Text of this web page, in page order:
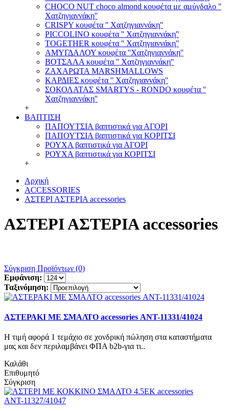
CHOCO NUT choco almond κουφέτα με αμύγδαλο ''
Χατζηγιαννάκη''
CRISPY κουφέτα '' Χατζηγιαννάκη''
PICCOLINO κουφέτα '' Χατζηγιαννάκη''
TOGETHER κουφέτα '' Χατζηγιαννάκη''
ΑΜΥΓΔΑΛΟΥ κουφέτα ''Χατζηγιαννάκη''
ΒΟΤΣΑΛΑ κουφέτα '' Χατζηγιαννάκη''
ΖΑΧΑΡΩΤΑ MARSHMALLOWS
ΚΑΡΔΙΕΣ κουφέτα '' Χατζηγιαννάκη''
ΣΟΚΟΛΑΤΑΣ SMARTYS - RONDO κουφέτα ''
Χατζηγιαννάκη''
+
ΒΑΠΤΙΣΗ
ΠΑΠΟΥΤΣΙΑ βαπτιστικά για ΑΓΟΡΙ
ΠΑΠΟΥΤΣΙΑ βαπτιστικά για ΚΟΡΙΤΣΙ
ΡΟΥΧΑ βαπτιστικά για ΑΓΟΡΙ
ΡΟΥΧΑ βαπτιστικά για ΚΟΡΙΤΣΙ
+
Αρχική
ACCESSORIES
ΑΣΤΕΡΙ ΑΣΤΕΡΙΑ accessories
ΑΣΤΕΡΙ ΑΣΤΕΡΙΑ accessories
Σύγκριση Προϊόντων (0)
Εμφάνιση:
Ταξινόμηση:
ΑΣΤΕΡΑΚΙ ΜΕ ΣΜΑΛΤΟ accessories ΑΝΤ-11331/41024
Η τιμή αφορά 1 τεμάχιο σε χονδρική πώληση στα καταστήματα
μας και δεν περιλαμβάνει ΦΠΑ b2b-για τι..
Καλάθι
Επιθυμητό
Σύγκριση